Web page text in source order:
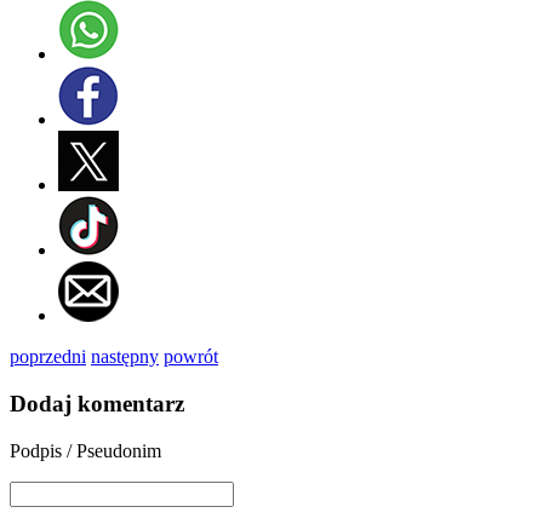
poprzedni następny powrót
Dodaj komentarz
Podpis / Pseudonim